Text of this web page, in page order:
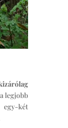
legjobb
két